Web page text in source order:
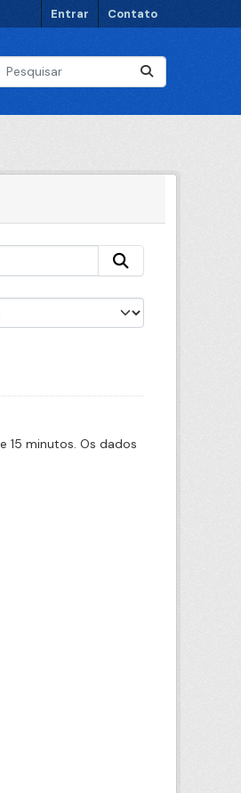
Entrar Contato
15 minutos. Os dados